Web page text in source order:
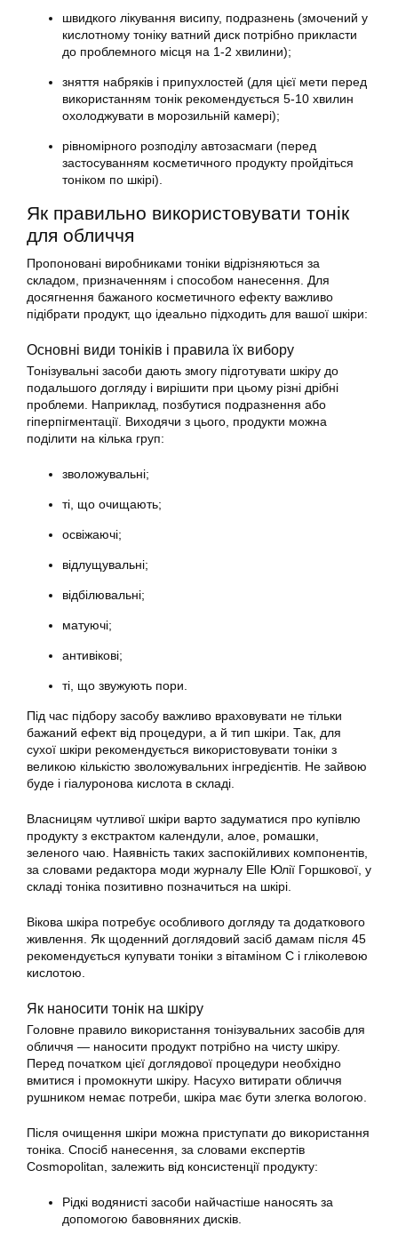
швидкого лікування висипу, подразнень (змочений у
кислотному тоніку ватний диск потрібно прикласти
до проблемного місця на 1-2 хвилини);
зняття набряків і припухлостей (для цієї мети перед
використанням тонік рекомендується 5-10 хвилин
охолоджувати в морозильній камері);
рівномірного розподілу автозасмаги (перед
застосуванням косметичного продукту пройдіться
тоніком по шкірі).
Як правильно використовувати тонік
для обличчя
Пропоновані виробниками тоніки відрізняються за
складом, призначенням і способом нанесення. Для
досягнення бажаного косметичного ефекту важливо
підібрати продукт, що ідеально підходить для вашої шкіри:
Основні види тоніків і правила їх вибору
Тонізувальні засоби дають змогу підготувати шкіру до
подальшого догляду і вирішити при цьому різні дрібні
проблеми. Наприклад, позбутися подразнення або
гіперпігментації. Виходячи з цього, продукти можна
поділити на кілька груп:
зволожувальні;
ті, що очищають;
освіжаючі;
відлущувальні;
відбілювальні;
матуючі;
антивікові;
ті, що звужують пори.
Під час підбору засобу важливо враховувати не тільки
бажаний ефект від процедури, а й тип шкіри. Так, для
сухої шкіри рекомендується використовувати тоніки з
великою кількістю зволожувальних інгредієнтів. Не зайвою
буде і гіалуронова кислота в складі.
Власницям чутливої шкіри варто задуматися про купівлю
продукту з екстрактом календули, алое, ромашки,
зеленого чаю. Наявність таких заспокійливих компонентів,
за словами редактора моди журналу Elle Юлії Горшкової, у
складі тоніка позитивно позначиться на шкірі.
Вікова шкіра потребує особливого догляду та додаткового
живлення. Як щоденний доглядовий засіб дамам після 45
рекомендується купувати тоніки з вітаміном С і гліколевою
кислотою.
Як наносити тонік на шкіру
Головне правило використання тонізувальних засобів для
обличчя — наносити продукт потрібно на чисту шкіру.
Перед початком цієї доглядової процедури необхідно
вмитися і промокнути шкіру. Насухо витирати обличчя
рушником немає потреби, шкіра має бути злегка вологою.
Після очищення шкіри можна приступати до використання
тоніка. Спосіб нанесення, за словами експертів
Cosmopolitan, залежить від консистенції продукту:
Рідкі водянисті засоби найчастіше наносять за
допомогою бавовняних дисків.